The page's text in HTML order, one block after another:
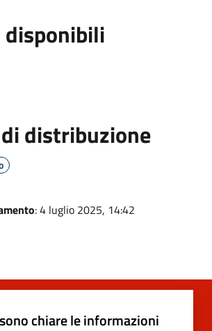
distribuzione
: 4 luglio 2025, 14:42
chiare le informazioni